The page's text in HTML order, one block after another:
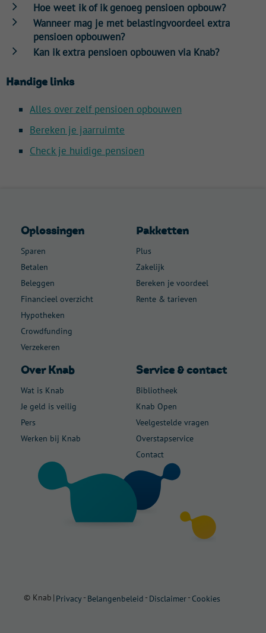
Hoe weet ik of ik genoeg pensioen opbouw?
Wanneer mag je met belastingvoordeel extra
pensioen opbouwen?
Kan ik extra pensioen opbouwen via Knab?
Handige links
Alles over zelf pensioen opbouwen
Bereken je jaarruimte
Check je huidige pensioen
Oplossingen
Sparen
Betalen
Beleggen
Financieel overzicht
Hypotheken
Crowdfunding
Verzekeren
Pakketten
Plus
Zakelijk
Bereken je voordeel
Rente & tarieven
Over Knab
Wat is Knab
Je geld is veilig
Pers
Werken bij Knab
Service & contact
Bibliotheek
Knab Open
Veelgestelde vragen
Overstapservice
Contact
© Knab | Privacy - Belangenbeleid - Disclaimer- Cookies